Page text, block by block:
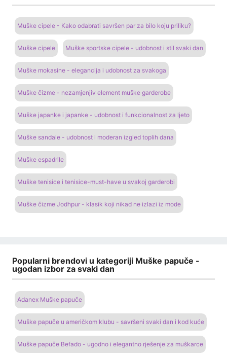
Muške cipele - Kako odabrati savršen par za bilo koju priliku?
Muške cipele Muške sportske cipele - udobnost i stil svaki dan
Muške mokasine - elegancija i udobnost za svakoga
Muške čizme - nezamjenjiv element muške garderobe
Muške japanke i japanke - udobnost i funkcionalnost za ljeto
Muške sandale - udobnost i moderan izgled toplih dana
Muške espadrile
Muške tenisice i tenisice-must-have u svakoj garderobi
Muške čizme Jodhpur - klasik koji nikad ne izlazi iz mode
Popularni brendovi u kategoriji Muške papuče -
ugodan izbor za svaki dan
Adanex Muške papuče
Muške papuče u američkom klubu - savršeni svaki dan i kod kuće
Muške papuče Befado - ugodno i elegantno rješenje za muškarce